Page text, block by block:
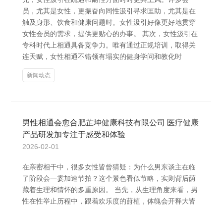
员，尤其是女性，更振奋向同性汲引寻求匡助，尤其是在
触及身形、饮食和健康问题时。女性汲引好像更好地贯穿
女性会员的需求，提供更贴心的办事。 其次，女性汲引在
专科时代上相通具备竞争力。唯有通过正规培训，取得关
连天赋，女性相通不错领有塌实的健身学问和教化时
新闻动态
男性相通会愈合肥芷坤健康科技有限公司 医疗健康
产品研发加专注于感受和体验
2026-02-01
在亲密相干中，很多女性皆曾猜疑：为什么男东谈主在临
了阶段会一霎加速节拍？这个景色看似节略，实则背后荫
藏着生理和情怀的多重原因。 当先，从生理角度来看，男
性在性举止历程中，跟着欢乐度的莳植，体魄会开释大皆